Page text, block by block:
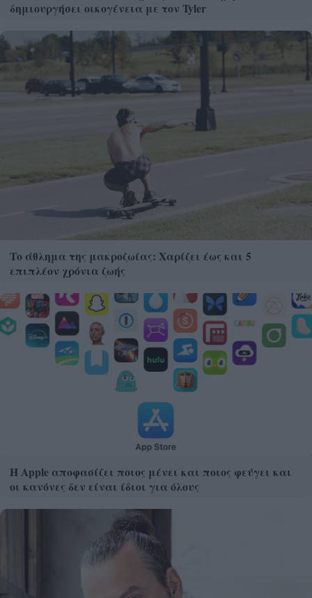
δημιουργήσει οικογένεια με τον Tyler
Το άθλημα της μακροζωίας: Χαρίζει έως και 5
επιπλέον χρόνια ζωής
Η Apple αποφασίζει ποιος μένει και ποιος φεύγει και
οι κανόνες δεν είναι ίδιοι για όλους